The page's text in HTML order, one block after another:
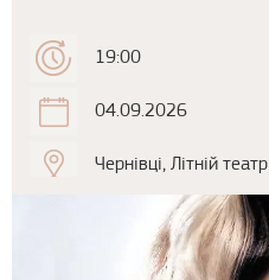
19:00
04.09.2026
Чернівці, Літній театр